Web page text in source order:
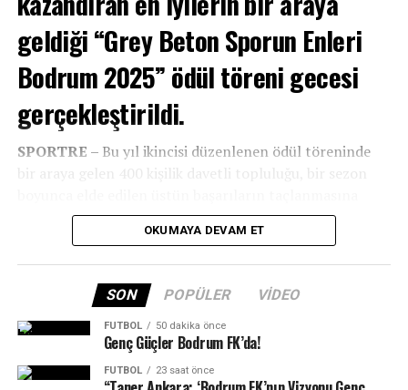
geldiği “Grey Beton Sporun Enleri
Bodrum 2025” ödül töreni gecesi
gerçekleştirildi.
SPORTRE – Bu yıl ikincisi düzenlenen ödül töreninde
bir araya gelen 400 kişilik davetli topluluğu, bir sezon
şahitlik etti.
OKUMAYA DEVAM ET
SON POPÜLER VIDEO
FUTBOL 50 dakika önce
Genç Güçler Bodrum FK’da!
FUTBOL 23 saat önce